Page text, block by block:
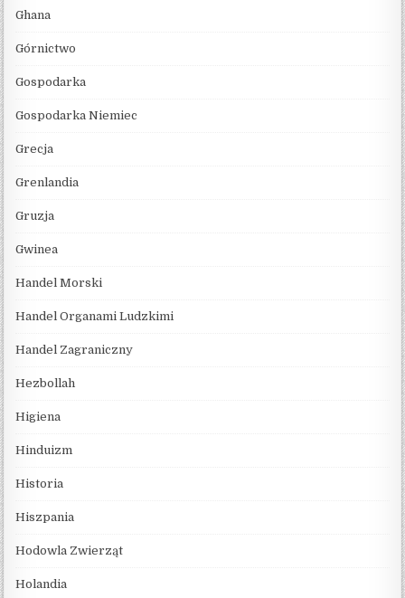
Ghana
Górnictwo
Gospodarka
Gospodarka Niemiec
Grecja
Grenlandia
Gruzja
Gwinea
Handel Morski
Handel Organami Ludzkimi
Handel Zagraniczny
Hezbollah
Higiena
Hinduizm
Historia
Hiszpania
Hodowla Zwierząt
Holandia